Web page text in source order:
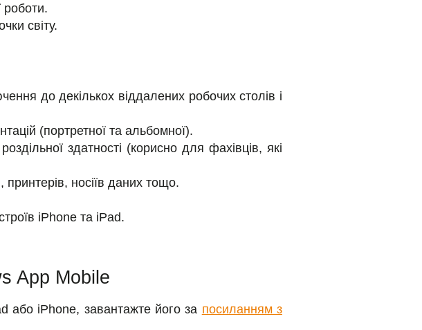
роботи.
світу.
до декількох віддалених робочих столів і
(портретної та альбомної).
здатності (корисно для фахівців, які
носіїв даних тощо.
iPhone та iPad.
App Mobile
або iPhone, завантажте його за посиланням з